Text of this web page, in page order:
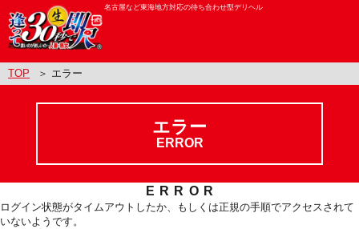
名古屋など東海地方対応の待ち合わせ型デリヘル
TOP ＞ エラー
エラー
ERROR
ERROR
ログイン状態がタイムアウトしたか、もしくは正規の手順でアクセスされて
いないようです。